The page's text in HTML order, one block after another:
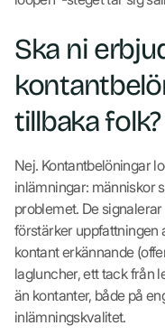
Ska ni
tillbaka folk?
Nej. Kontantbelöningar
inlämningar: människor
problemet. De
förstärker uppfattningen
kontant erkännande
lagluncher, ett tack från
än kontanter, både på
inlämningskvalitet.